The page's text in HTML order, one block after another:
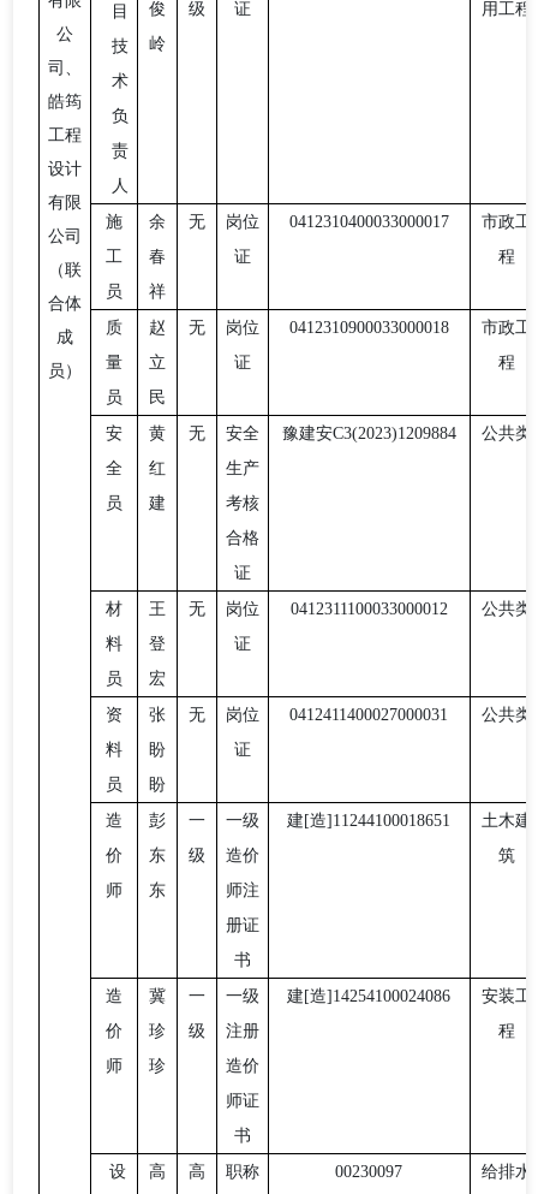
公
司 、
皓筠
工程
设计
有限
公司
（联
合体
成
员）
目
技
术
负
责
人
俊
岭
级 证 用工程
施
工
员
余
春
祥
无
岗位
证
0412310400033000017
市政工
程
质
量
员
赵
立
民
无
岗位
证
0412310900033000018
市政工
程
安
全
员
黄
红
建
无
安全
生产
考核
合格
证
豫建安C3(2023)1209884 公共类
材
料
员
王
登
宏
无
岗位
证
0412311100033000012 公共类
资
料
员
张
盼
盼
无
岗位
证
0412411400027000031 公共类
造
价
师
彭
东
东
一
级
一级
造价
师注
册证
书
建 [造]11244100018651
土木建
筑
造
价
师
冀
珍
珍
一
级
一级
注册
造价
师证
书
建 [造]14254100024086
安装工
程
设
高
高
职称
00230097 给排水